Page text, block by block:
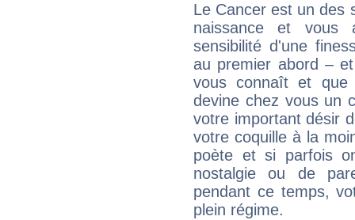
Le Cancer est un des
naissance et vous
sensibilité d'une
au premier abord –
vous connaît et
devine chez vous un
votre important désir
votre coquille à la
poète et si parfois
nostalgie ou de
pendant ce temps,
plein régime.